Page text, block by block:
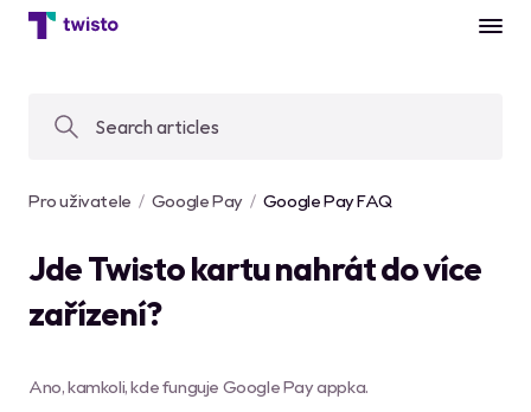
Pro uživatele Google Pay Google Pay FAQ
Jde Twisto kartu nahrát do více
zařízení?
Ano, kamkoli, kde funguje Google Pay appka.